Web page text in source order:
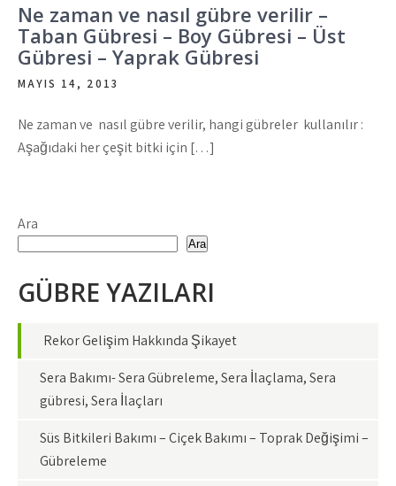
Ne zaman ve nasıl gübre verilir –
Taban Gübresi – Boy Gübresi – Üst
Gübresi – Yaprak Gübresi
MAYIS 14, 2013
Ne zaman ve nasıl gübre verilir, hangi gübreler kullanılır :
Aşağıdaki her çeşit bitki için […]
Ara
Ara
GÜBRE YAZILARI
Rekor Gelişim Hakkında Şikayet
Sera Bakımı- Sera Gübreleme, Sera İlaçlama, Sera
gübresi, Sera İlaçları
Süs Bitkileri Bakımı – Çiçek Bakımı – Toprak Değişimi –
Gübreleme